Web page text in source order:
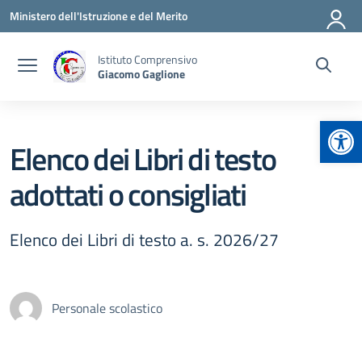
Vai ai contenuti
Vai al menu di navigazione
Vai al footer
Ministero dell'Istruzione e del Merito
Istituto Comprensivo
Giacomo Gaglione
Elenco dei Libri di testo
adottati o consigliati
Elenco dei Libri di testo a. s. 2026/27
Personale scolastico